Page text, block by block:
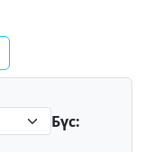
Бүс: